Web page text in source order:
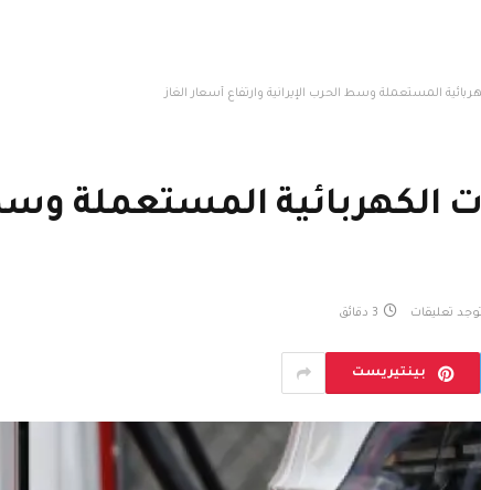
المستعملة وسط الحرب الإيرانية وارتفاع أسعار الغاز
الكهربائية المستعملة
توجد تعليقات 3 دقائق
بينتيريست